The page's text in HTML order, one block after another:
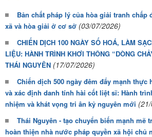
Bản chất pháp lý của hòa giải tranh chấp
xã và hòa giải ở cơ sở (03/07/2026)
CHIẾN DỊCH 100 NGÀY SỐ HOÁ, LÀM
LIỆU: HÀNH TRÌNH KHƠI THÔNG “DÒNG
THÁI NGUYÊN (17/07/2026)
Chiến dịch 500 ngày đêm đẩy mạnh thực
và xác định danh tính hài cốt liệt sĩ: Hành
nhiệm và khát vọng tri ân kỷ nguyên mới
Thái Nguyên - tạo chuyển biến mạnh mẽ
hoàn thiện nhà nước pháp quyền xã hội chủ